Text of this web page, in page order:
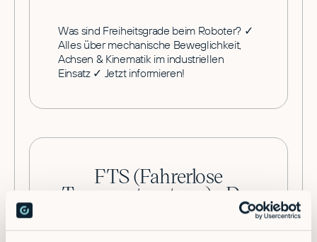
Was sind Freiheitsgrade beim Roboter? ✓
Alles über mechanische Beweglichkeit,
Achsen & Kinematik im industriellen
Einsatz ✓ Jetzt informieren!
FTS (Fahrerlose
Transportsysteme) - Der
automatisierten Fabrik